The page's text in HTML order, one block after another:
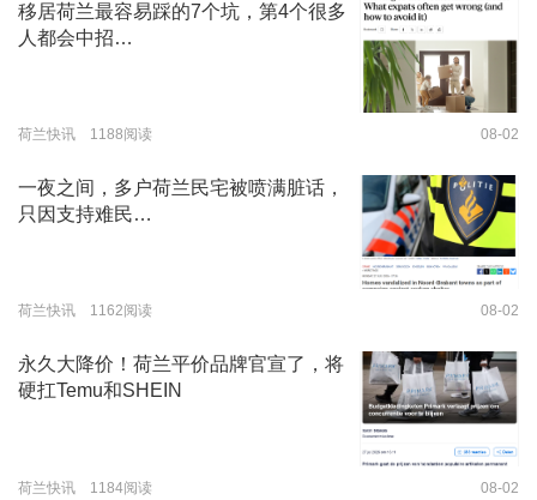
移居荷兰最容易踩的7个坑，第4个很多
人都会中招…
荷兰快讯 1188阅读 08-02
一夜之间，多户荷兰民宅被喷满脏话，
只因支持难民…
荷兰快讯 1162阅读 08-02
永久大降价！荷兰平价品牌官宣了，将
硬扛Temu和SHEIN
荷兰快讯 1184阅读 08-02